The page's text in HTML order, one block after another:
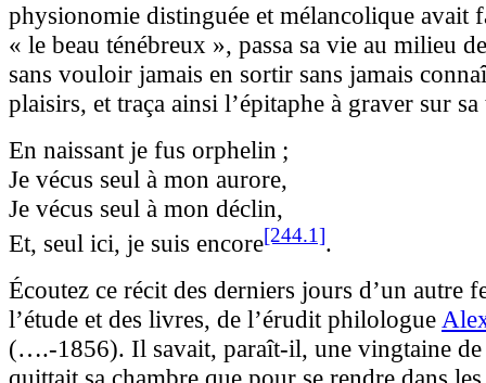
physionomie distinguée et mélancolique avait
« le beau ténébreux », passa sa vie au milieu
sans vouloir jamais en sortir sans jamais
plaisirs, et traça ainsi l’épitaphe à graver sur
En naissant je fus orphelin ;
Je vécus seul à mon aurore,
Je vécus seul à mon déclin,
Et, seul ici, je suis encore[244.1].
Écoutez ce récit des derniers jours d’un autre
l’étude et des livres, de l’érudit philologue
(….-1856). Il savait, paraît-il, une vingtaine de